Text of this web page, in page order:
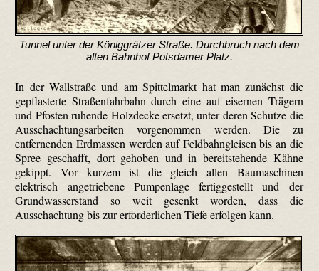
Tunnel unter der Königgrätzer Straße. Durchbruch nach dem
alten Bahnhof Potsdamer Platz.
In der Wallstraße und am Spittelmarkt hat man zunächst die
gepflasterte Straßenfahrbahn durch eine auf eisernen Trägern
und Pfosten ruhende Holzdecke ersetzt, unter deren Schutze die
Ausschachtungsarbeiten vorgenommen werden. Die zu
entfernenden Erdmassen werden auf Feldbahngleisen bis an die
Spree geschafft, dort gehoben und in bereitstehende Kähne
gekippt. Vor kurzem ist die gleich allen Baumaschinen
elektrisch angetriebene Pumpenlage fertiggestellt und der
Grundwasserstand so weit gesenkt worden, dass die
Ausschachtung bis zur erforderlichen Tiefe erfolgen kann.